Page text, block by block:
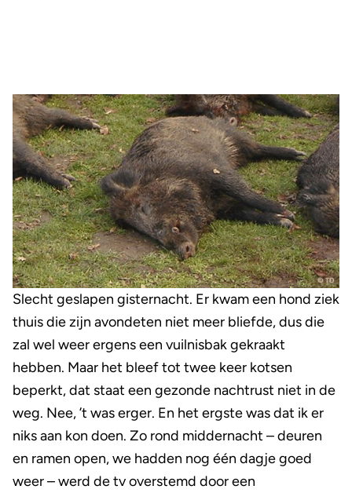
Slecht geslapen gisternacht. Er kwam een hond ziek
thuis die zijn avondeten niet meer bliefde, dus die
zal wel weer ergens een vuilnisbak gekraakt
hebben. Maar het bleef tot twee keer kotsen
beperkt, dat staat een gezonde nachtrust niet in de
weg. Nee, ’t was erger. En het ergste was dat ik er
niks aan kon doen. Zo rond middernacht – deuren
en ramen open, we hadden nog één dagje goed
weer – werd de tv overstemd door een